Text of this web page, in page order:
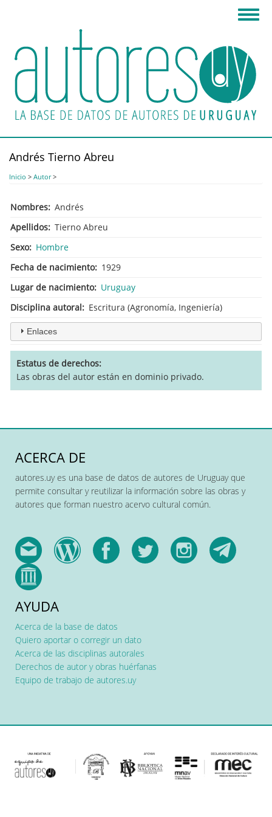
principal
Andrés Tierno Abreu
Inicio > Autor>
Nombres Andrés
Apellidos Tierno Abreu
Sexo
Hombre
Fecha de nacimiento
1929
Lugar de nacimiento
Uruguay
Disciplina autoral
Escritura (Agronomía, Ingeniería)
Enlaces
Estatus de derechos
Las obras del autor están en dominio privado.
ACERCA DE
autores.uy es una base de datos de autores de Uruguay que
permite consultar y reutilizar la información sobre las obras y
autores que forman nuestro acervo cultural común.
AYUDA
Acerca de la base de datos
Quiero aportar o corregir un dato
Acerca de las disciplinas autorales
Derechos de autor y obras huérfanas
Equipo de trabajo de autores.uy